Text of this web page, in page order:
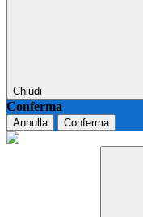
Chiudi
Conferma
Annulla Conferma